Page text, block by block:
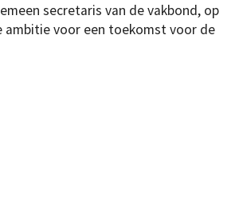
secretaris van de vakbond, op
voor een toekomst voor de